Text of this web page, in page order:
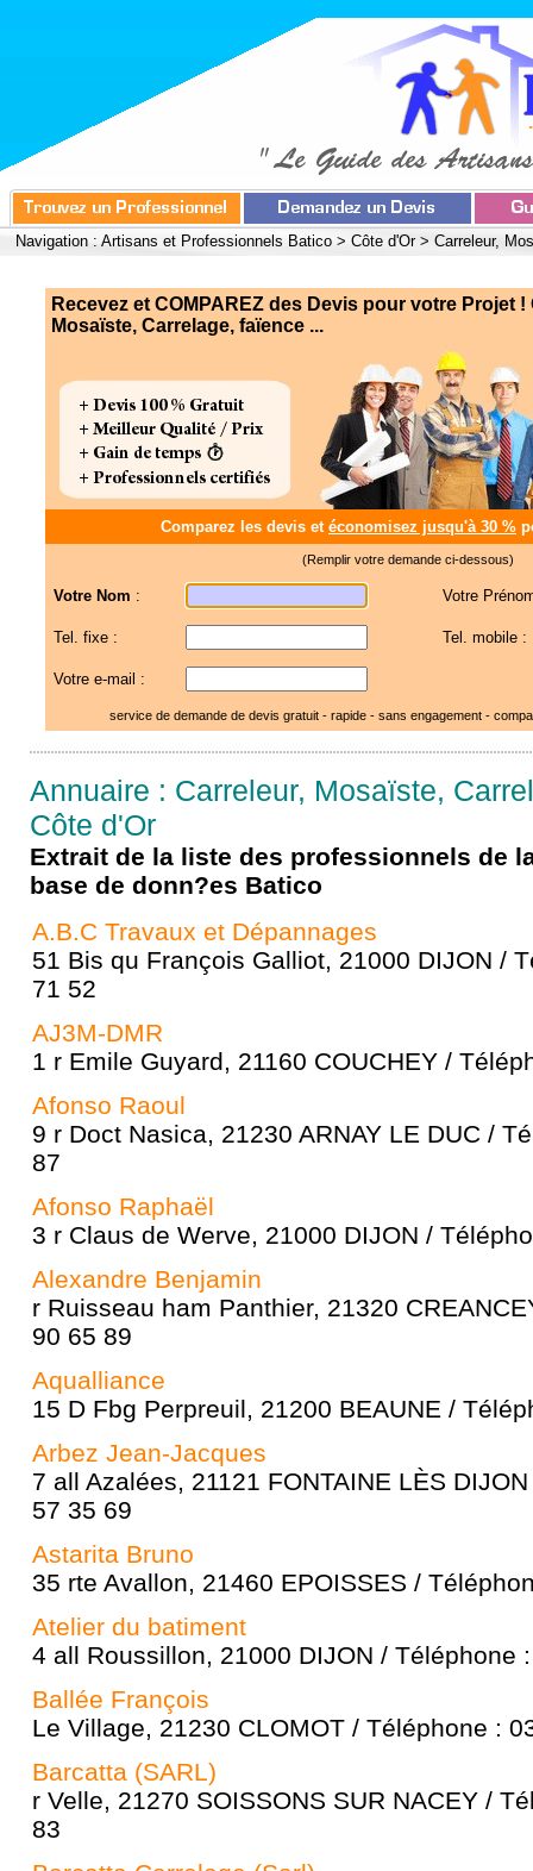
Navigation : Artisans et Professionnels Batico > Côte d'Or> Carreleur,
Recevez et COMPAREZ des Devis pour votre Projet !
Mosaïste, Carrelage, faïence ...
Comparez les devis et économisez jusqu'à 30 %
(Remplir votre demande ci-dessous)
Votre Nom : Votre
Tel. fixe : Tel. mobile :
Votre e-mail :
service de demande de devis gratuit - rapide - sans engagement -
Annuaire : Carreleur, Mosaïste,
Côte d'Or
Extrait de la liste des professionnels de
base de donn?es Batico
A.B.C Travaux et Dépannages
51 Bis qu François Galliot, 21000 DIJON /
71 52
AJ3M-DMR
1 r Emile Guyard, 21160 COUCHEY /
Afonso Raoul
9 r Doct Nasica, 21230 ARNAY LE DUC /
87
Afonso Raphaël
3 r Claus de Werve, 21000 DIJON /
Alexandre Benjamin
r Ruisseau ham Panthier, 21320
90 65 89
Aqualliance
15 D Fbg Perpreuil, 21200 BEAUNE /
Arbez Jean-Jacques
7 all Azalées, 21121 FONTAINE LÈS
57 35 69
Astarita Bruno
35 rte Avallon, 21460 EPOISSES /
Atelier du batiment
4 all Roussillon, 21000 DIJON / Téléphone
Ballée François
Le Village, 21230 CLOMOT / Téléphone :
Barcatta (SARL)
r Velle, 21270 SOISSONS SUR NACEY /
83